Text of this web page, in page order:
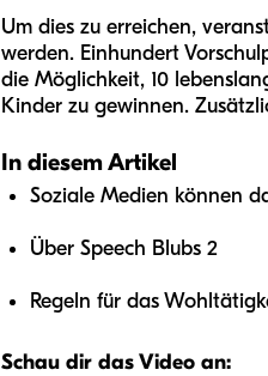
Um dies zu erreichen,
werden. Einhundert
die Möglichkeit, 10
Kinder zu gewinnen.
In diesem Artikel
Soziale Medien können
Über Speech Blubs 2
Regeln für das
Schau dir das Video an: